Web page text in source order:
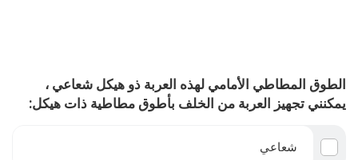
الطوق المطاطي الأمامي لهذه العربة ذو هيكل شعاعي ،
يمكنني تجهيز العربة من الخلف بأطوق مطاطية ذات هيكل:
شعاعي